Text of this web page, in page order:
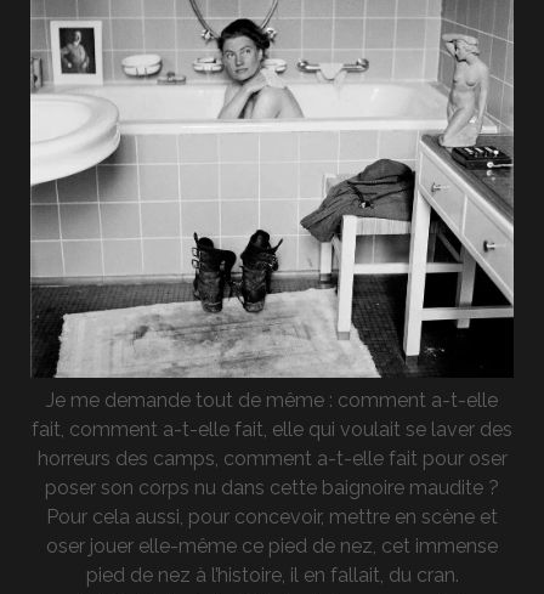
Je me demande tout de même : comment a-t-elle
fait, comment a-t-elle fait, elle qui voulait se laver des
horreurs des camps, comment a-t-elle fait pour oser
poser son corps nu dans cette baignoire maudite ?
Pour cela aussi, pour concevoir, mettre en scène et
oser jouer elle-même ce pied de nez, cet immense
pied de nez à l’histoire, il en fallait, du cran.